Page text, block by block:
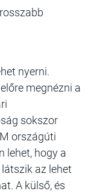
nyerni.
megnézni a
sokszor
országúti
lehet, hogy a
az lehet
A külső, és